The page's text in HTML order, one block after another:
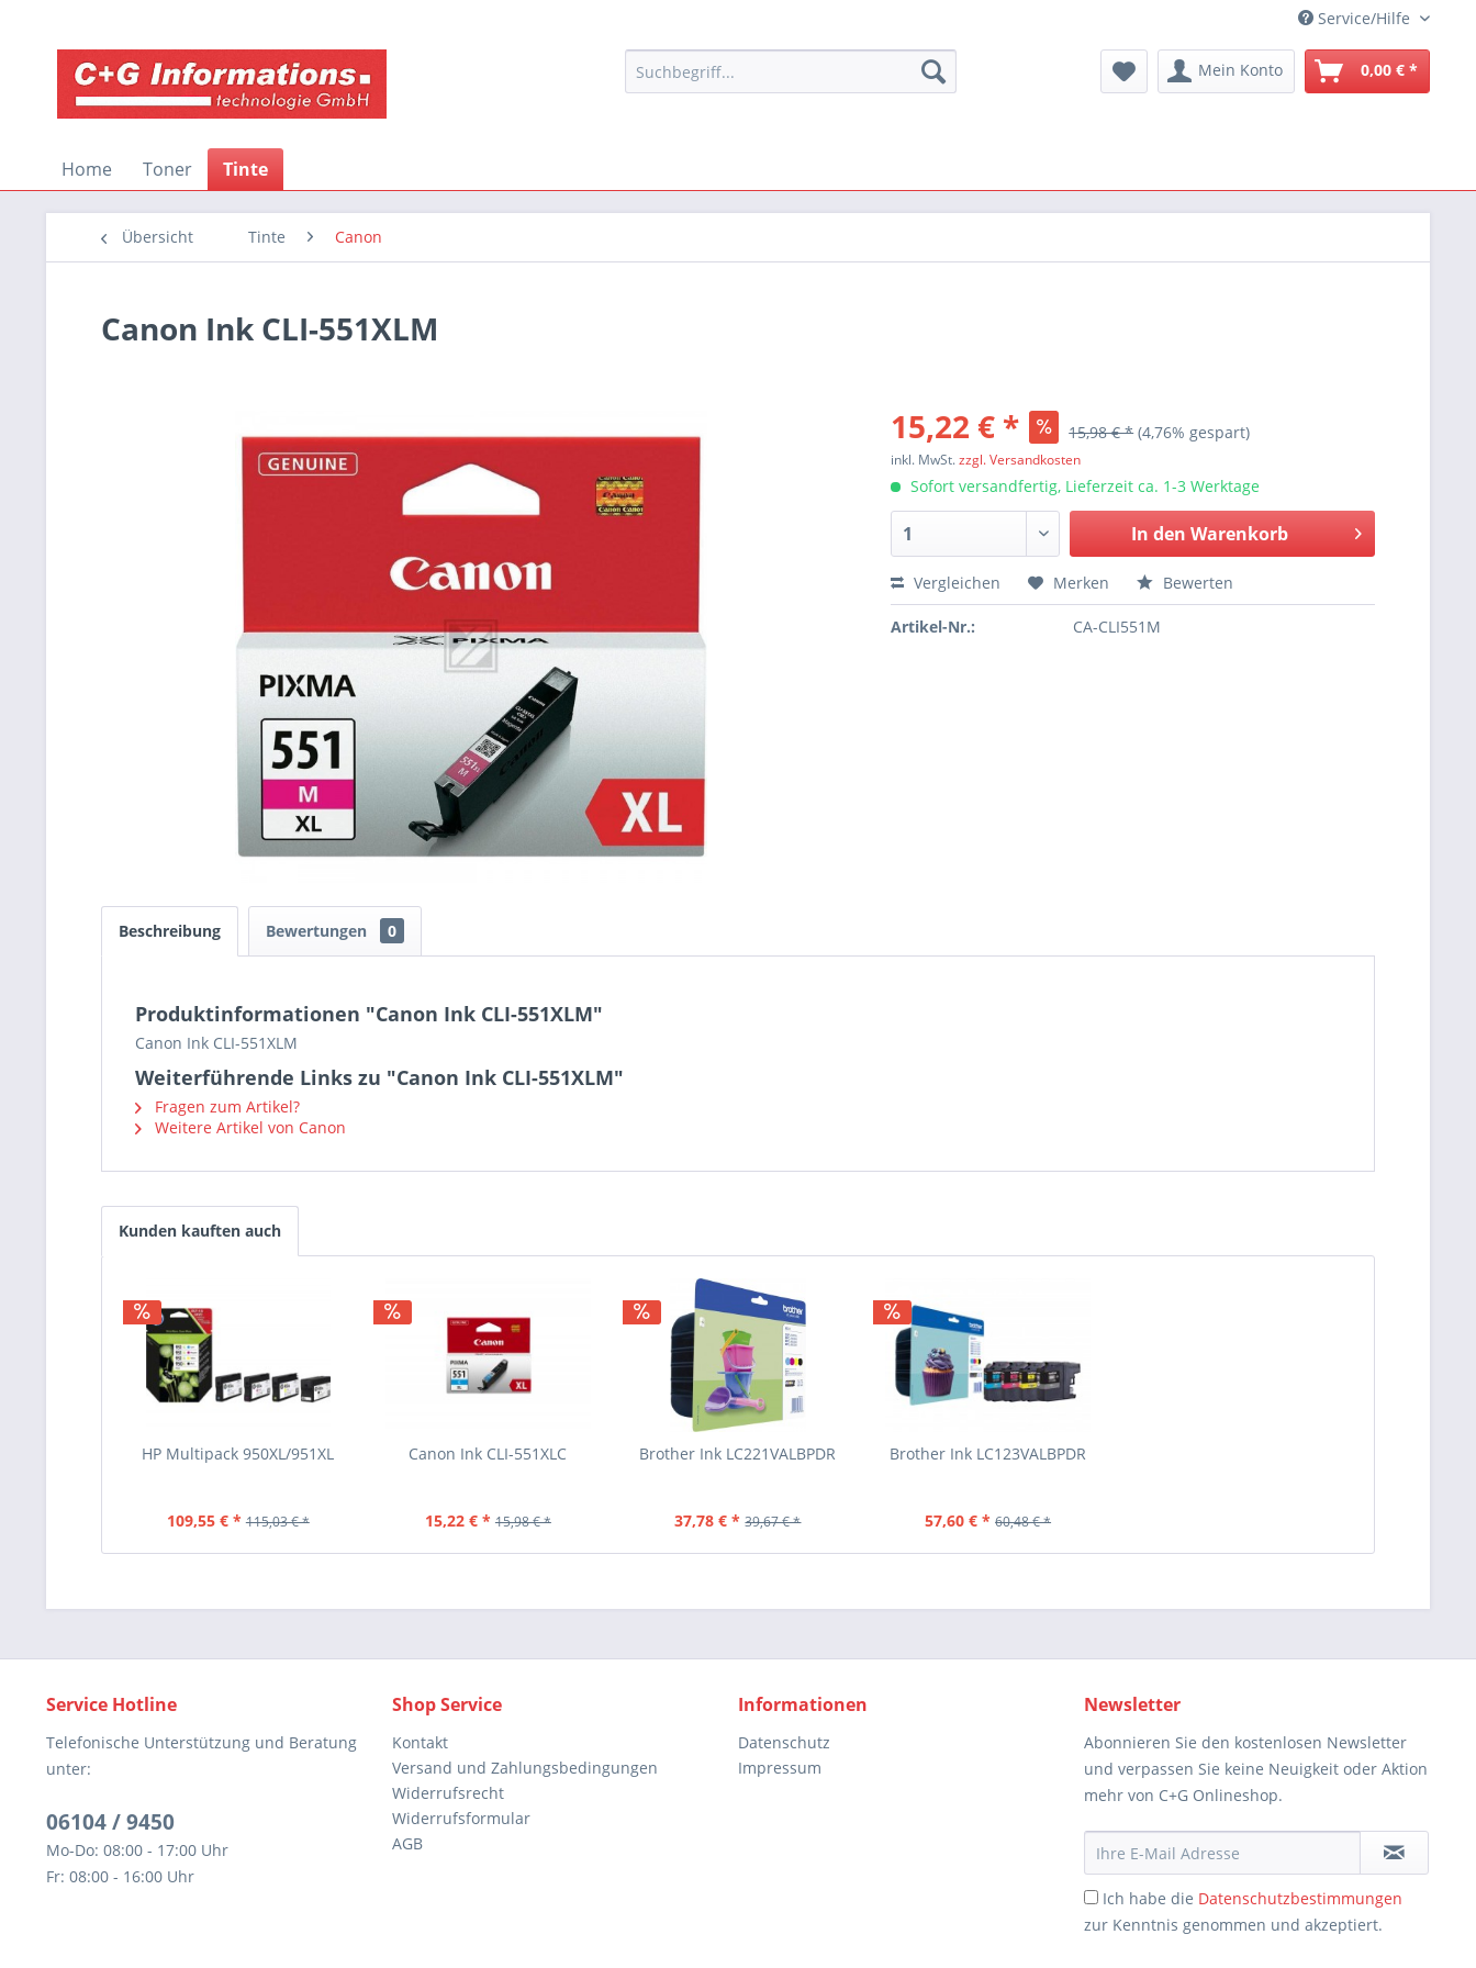
Service/Hilfe
Mein Konto 0,00 € *
Home Toner Tinte
Übersicht Tinte Canon
Canon Ink CLI-551XLM
15,22 € * 15,98 € * (4,76% gespart)
inkl. MwSt.zzgl. Versandkosten
Sofort versandfertig, Lieferzeit ca. 1-3 Werktage
In den Warenkorb
Vergleichen Merken Bewerten
Artikel-Nr.: CA-CLI551M
Beschreibung Bewertungen 0
Produktinformationen "Canon Ink CLI-551XLM"
Canon Ink CLI-551XLM
Weiterführende Links zu "Canon Ink CLI-551XLM"
Fragen zum Artikel?
Weitere Artikel von Canon
Kunden kauften auch
HP Multipack 950XL/951XL
109,55 € * 115,03 € *
Canon Ink CLI-551XLC
15,22 € * 15,98 € *
Brother Ink LC221VALBPDR
37,78 € * 39,67 € *
Brother Ink LC123VALBPDR
57,60 € * 60,48 € *
Service Hotline
Telefonische Unterstützung und Beratung
unter:
06104 / 9450
Mo-Do: 08:00 - 17:00 Uhr
Fr: 08:00 - 16:00 Uhr
Shop Service
Kontakt
Versand und Zahlungsbedingungen
Widerrufsrecht
Widerrufsformular
AGB
Informationen
Datenschutz
Impressum
Newsletter
Abonnieren Sie den kostenlosen Newsletter
und verpassen Sie keine Neuigkeit oder Aktion
mehr von C+G Onlineshop.
Ich habe die Datenschutzbestimmungen
zur Kenntnis genommen und akzeptiert.